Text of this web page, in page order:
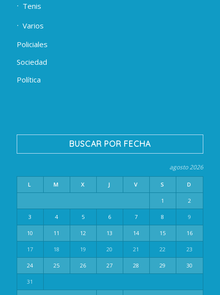
Tenis
Varios
Policiales
Sociedad
Política
BUSCAR POR FECHA
agosto 2026
L M X J V S D
1 2
3 4 5 6 7 8 9
10 11 12 13 14 15 16
17 18 19 20 21 22 23
24 25 26 27 28 29 30
31